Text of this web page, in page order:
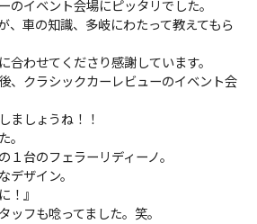
のイベント会場にピッタリでした。
、車の知識、多岐にわたって教えてもら
合わせてくださり感謝しています。
、クラシックカーレビューのイベント会
ましょうね！！
。
１台のフェラーリディーノ。
デザイン。
！』
ッフも唸ってました。笑。